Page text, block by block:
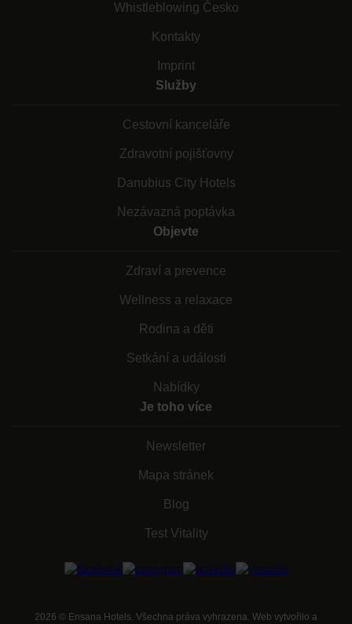
Whistleblowing Česko
Kontakty
Imprint
Služby
Cestovní kanceláře
Zdravotní pojišťovny
Danubius City Hotels
Nezávazná poptávka
Objevte
Zdraví a prevence
Wellness a relaxace
Rodina a děti
Setkání a události
Nabídky
Je toho více
Newsletter
Mapa stránek
Blog
Test Vitality
2026 © Ensana Hotels. Všechna práva vyhrazena. Web vytvořilo a